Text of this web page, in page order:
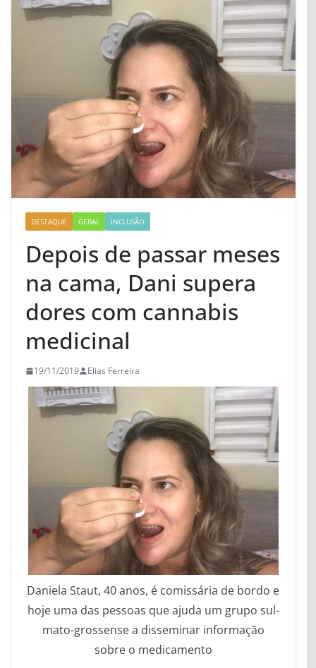
DESTAQUE GERAL INCLUSÃO
Depois de passar meses
na cama, Dani supera
dores com cannabis
medicinal
19/11/2019 Elias Ferreira
Daniela Staut, 40 anos, é comissária de bordo e
hoje uma das pessoas que ajuda um grupo sul-
mato-grossense a disseminar informação
sobre o medicamento